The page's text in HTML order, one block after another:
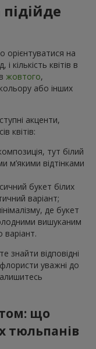
орієнтуватися на
кількість квітів в
жовтого,
кольору або інших
акценти,
квітів:
тут білий
м’якими відтінками
букет білих
варіант;
де букет
вишуканим
знайти відповідні
уважні до
що
тюльпанів